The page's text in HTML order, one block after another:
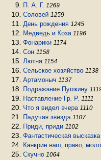
П. А. Г. 1269
Соловей 1259
День рождения 1245
Медведь и Коза 1196
Фонарики 1174
Сон 1158
Лютня 1154
Сельское хозяйство 1138
Артамоныч 1137
Подражание Пушкину
Наставление Гр. Р. 1111
Что я видел вчера 1110
Падучая звезда 1107
Приди, приди 1102
Фантастическая высказка
Канкрин наш, право,
Скучно 1064